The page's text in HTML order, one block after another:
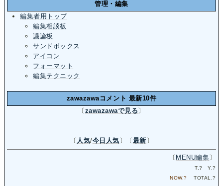
管理・編集
編集者用トップ
編集相談板
議論板
サンドボックス
アイコン
フォーマット
編集テクニック
zawazawaコメント 最新10件
〔 zawazawaで見る 〕
〔 人気/今日人気 〕〔 最新 〕
〔 MENU編集〕
T.? Y.?
NOW.? TOTAL.?